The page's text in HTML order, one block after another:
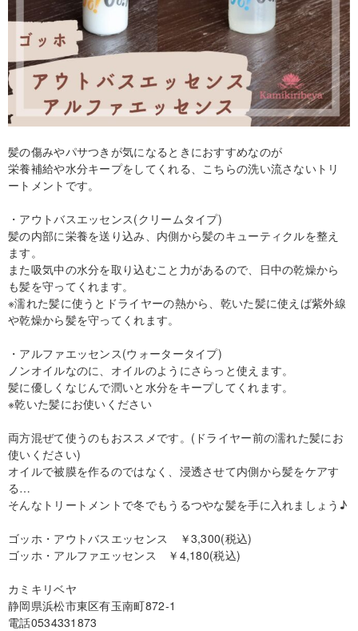
髪の傷みやパサつきが気になるときにおすすめなのが
栄養補給や水分キープをしてくれる、こちらの洗い流さないトリ
ートメントです。
・アウトバスエッセンス(クリームタイプ)
髪の内部に栄養を送り込み、内側から髪のキューティクルを整え
ます。
また吸気中の水分を取り込むこと力があるので、日中の乾燥から
も髪を守ってくれます。
※濡れた髪に使うとドライヤーの熱から、乾いた髪に使えば紫外線
や乾燥から髪を守ってくれます。
・アルファエッセンス(ウォータータイプ)
ノンオイルなのに、オイルのようにさらっと使えます。
髪に優しくなじんで潤いと水分をキープしてくれます。
※乾いた髪にお使いください
両方混ぜて使うのもおススメです。(ドライヤー前の濡れた髪にお
使いください)
オイルで被膜を作るのではなく、浸透させて内側から髪をケアす
る…
そんなトリートメントで冬でもうるつやな髪を手に入れましょう♪
ゴッホ・アウトバスエッセンス ￥3,300(税込)
ゴッホ・アルファエッセンス ￥4,180(税込)
カミキリベヤ
静岡県浜松市東区有玉南町872-1
電話0534331873